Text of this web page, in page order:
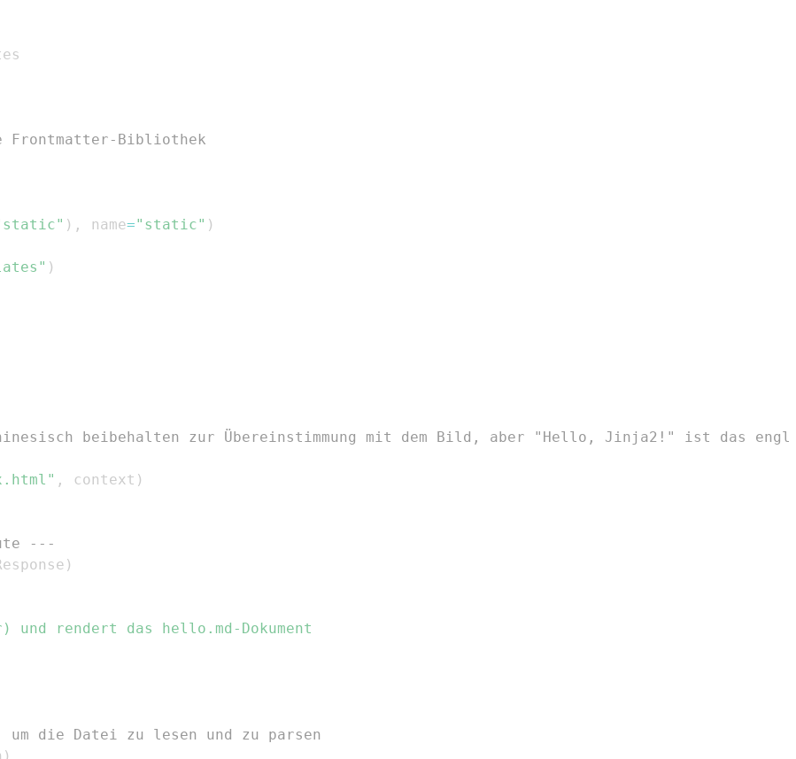
Bibliothek
) , name="static" )
)
beibehalten zur Übereinstimmung mit dem Bild, aber "Hello, Jinja2!" ist das
, context )
---
)
die Datei zu lesen und zu parsen
)